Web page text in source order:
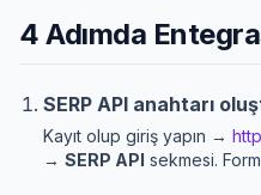
4 Adımda
SERP API anahtarı
Kayıt olup giriş yapın →
→ SERP API sekmesi.